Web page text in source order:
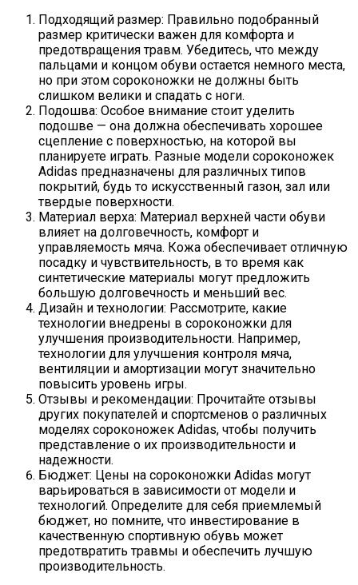
Подходящий размер: Правильно подобранный
размер критически важен для комфорта и
предотвращения травм. Убедитесь, что между
пальцами и концом обуви остается немного места,
но при этом сороконожки не должны быть
слишком велики и спадать с ноги.
Подошва: Особое внимание стоит уделить
подошве — она должна обеспечивать хорошее
сцепление с поверхностью, на которой вы
планируете играть. Разные модели сороконожек
Adidas предназначены для различных типов
покрытий, будь то искусственный газон, зал или
твердые поверхности.
Материал верха: Материал верхней части обуви
влияет на долговечность, комфорт и
управляемость мяча. Кожа обеспечивает отличную
посадку и чувствительность, в то время как
синтетические материалы могут предложить
большую долговечность и меньший вес.
Дизайн и технологии: Рассмотрите, какие
технологии внедрены в сороконожки для
улучшения производительности. Например,
технологии для улучшения контроля мяча,
вентиляции и амортизации могут значительно
повысить уровень игры.
Отзывы и рекомендации: Прочитайте отзывы
других покупателей и спортсменов о различных
моделях сороконожек Adidas, чтобы получить
представление о их производительности и
надежности.
Бюджет: Цены на сороконожки Adidas могут
варьироваться в зависимости от модели и
технологий. Определите для себя приемлемый
бюджет, но помните, что инвестирование в
качественную спортивную обувь может
предотвратить травмы и обеспечить лучшую
производительность.